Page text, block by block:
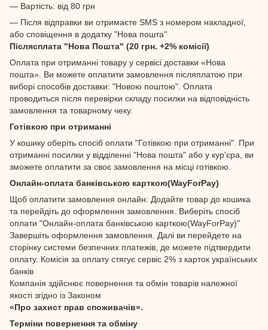
— Вартість: від 80 грн
— Після відправки ви отримаєте SMS з номером накладної,
або сповіщення в додатку "Нова пошта"
Післясплата "Нова Пошта" (20 грн. +2% комісії)
Оплата при отриманні товару у сервісі доставки «Нова
пошта». Ви можете оплатити замовлення післяплатою при
виборі способів доставки: "Новою поштою". Оплата
проводиться після перевірки складу посилки на відповідність
замовлення та товарному чеку.
Готівкою при отриманні
У кошику оберіть спосіб оплати "Готівкою при отриманні". При
отриманні посилки у відділенні "Нова пошта" або у кур'єра, ви
зможете оплатити за своє замовлення на місці готівкою.
Онлайн-оплата банківською карткою(WayForPay)
Щоб оплатити замовлення онлайн: Додайте товар до кошика
та перейдіть до оформлення замовлення. Виберіть спосіб
оплати "Онлайн-оплата банківською карткою(WayForPay)"
Завершіть оформлення замовлення. Далі ви перейдете на
сторінку системи безпечних платежів, де можете підтвердити
оплату. Комісія за оплату стягує сервіс 2% з карток українських
банків
Компанія здійснює повернення та обмін товарів належної
якості згідно із Законом
«Про захист прав споживачів».
Терміни повернення та обміну